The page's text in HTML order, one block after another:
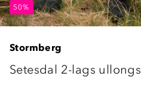
50%
50%
Stormberg
Setesdal 2-lags ullongs